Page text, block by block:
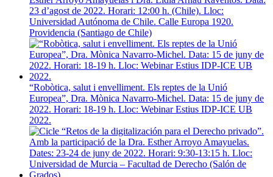
23 d’agost de 2022. Horari: 12:00 h. (Chile). Lloc:
Universidad Autónoma de Chile. Calle Europa 1920.
Providencia (Santiago de Chile)
“Robòtica, salut i envelliment. Els reptes de la Unió
Europea”, Dra. Mònica Navarro-Michel. Data: 15 de juny de
2022. Horari: 18-19 h. Lloc: Webinar Estius IDP-ICE UB
2022.